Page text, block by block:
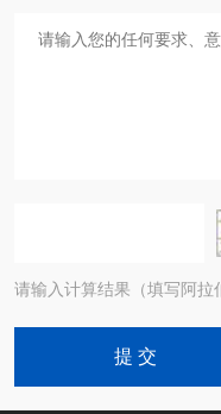
请输入计算结果（填写阿拉